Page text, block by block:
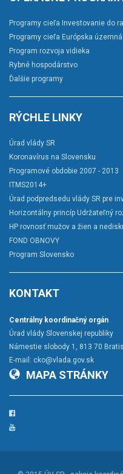
Programy cieľa Investovanie do
Programy cieľa Európska
Program rozvoja vidieka
Rybné hospodárstvo
Ďalšie programy
RÝCHLE LINKY
Úrad vlády SR
Koronavírus na Slovensku
Programové obdobie 2007 - 2013
ITMS2014+
Úrad podpredsedu vlády SR pre
Horizontálny princíp Udržateľný
HP rovnosť mužov a žien a
FOND OBNOVY
Program Slovensko
KONTAKT
Centrálny koordinačný orgán
Úrad vlády Slovenskej republiky
Námestie slobody 1, 813 70
E-mail: cko@vlada.gov.sk
MAPA STRÁNKY
Facebook
YouTube